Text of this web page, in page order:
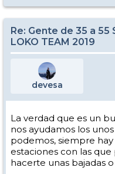
Re: Gente de 35 a 55
LOKO TEAM 2019
devesa
La verdad que es un
nos ayudamos los
podemos, siempre
estaciones con las
hacerte unas bajadas